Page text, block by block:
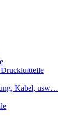
Kabel, usw…